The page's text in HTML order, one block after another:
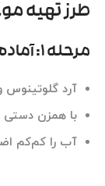
طرز تهیه
مرحله ۱: آماده‌سازی مواد
آرد گلوتینوس
با همزن دستی
آب را کم‌کم